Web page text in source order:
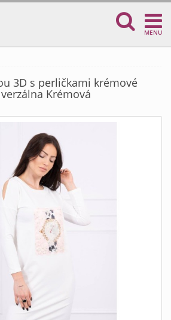
MENU
3D s perličkami krémové
Krémová